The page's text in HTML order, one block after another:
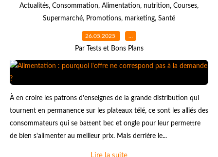
Actualités, Consommation, Alimentation, nutrition, Courses,
Supermarché, Promotions, marketing, Santé
26.05.2025 …
Par Tests et Bons Plans
À en croire les patrons d'enseignes de la grande distribution qui
tournent en permanence sur les plateaux télé, ce sont les alliés des
consommateurs qui se battent bec et ongle pour leur permettre
de bien s'alimenter au meilleur prix. Mais derrière le...
Lire la suite